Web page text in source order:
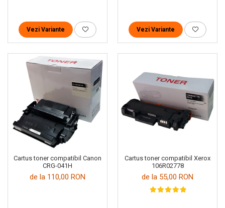
Vezi Variante Vezi Variante
Cartus toner compatibil Canon
CRG-041H
de la 110,00 RON
Cartus toner compatibil Xerox
106R02778
de la 55,00 RON